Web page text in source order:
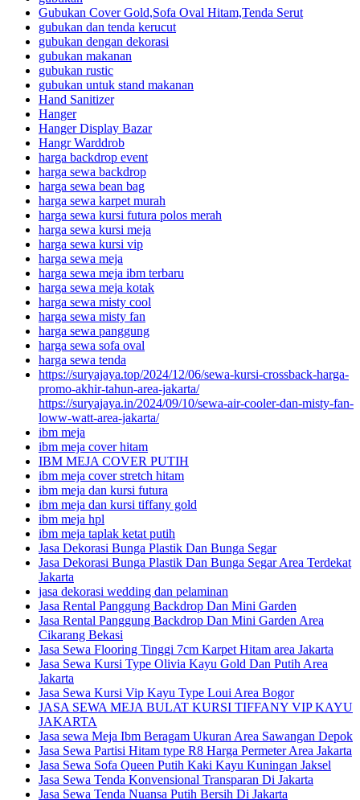
Gubukan Cover Gold,Sofa Oval Hitam,Tenda Serut
gubukan dan tenda kerucut
gubukan dengan dekorasi
gubukan makanan
gubukan rustic
gubukan untuk stand makanan
Hand Sanitizer
Hanger
Hanger Display Bazar
Hangr Warddrob
harga backdrop event
harga sewa backdrop
harga sewa bean bag
harga sewa karpet murah
harga sewa kursi futura polos merah
harga sewa kursi meja
harga sewa kursi vip
harga sewa meja
harga sewa meja ibm terbaru
harga sewa meja kotak
harga sewa misty cool
harga sewa misty fan
harga sewa panggung
harga sewa sofa oval
harga sewa tenda
https://suryajaya.top/2024/12/06/sewa-kursi-crossback-harga-
promo-akhir-tahun-area-jakarta/
https://suryajaya.in/2024/09/10/sewa-air-cooler-dan-misty-fan-
loww-watt-area-jakarta/
ibm meja
ibm meja cover hitam
IBM MEJA COVER PUTIH
ibm meja cover stretch hitam
ibm meja dan kursi futura
ibm meja dan kursi tiffany gold
ibm meja hpl
ibm meja taplak ketat putih
Jasa Dekorasi Bunga Plastik Dan Bunga Segar
Jasa Dekorasi Bunga Plastik Dan Bunga Segar Area Terdekat
Jakarta
jasa dekorasi wedding dan pelaminan
Jasa Rental Panggung Backdrop Dan Mini Garden
Jasa Rental Panggung Backdrop Dan Mini Garden Area
Cikarang Bekasi
Jasa Sewa Flooring Tinggi 7cm Karpet Hitam area Jakarta
Jasa Sewa Kursi Type Olivia Kayu Gold Dan Putih Area
Jakarta
Jasa Sewa Kursi Vip Kayu Type Loui Area Bogor
JASA SEWA MEJA BULAT KURSI TIFFANY VIP KAYU
JAKARTA
Jasa sewa Meja Ibm Beragam Ukuran Area Sawangan Depok
Jasa Sewa Partisi Hitam type R8 Harga Permeter Area Jakarta
Jasa Sewa Sofa Queen Putih Kaki Kayu Kuningan Jaksel
Jasa Sewa Tenda Konvensional Transparan Di Jakarta
Jasa Sewa Tenda Nuansa Putih Bersih Di Jakarta